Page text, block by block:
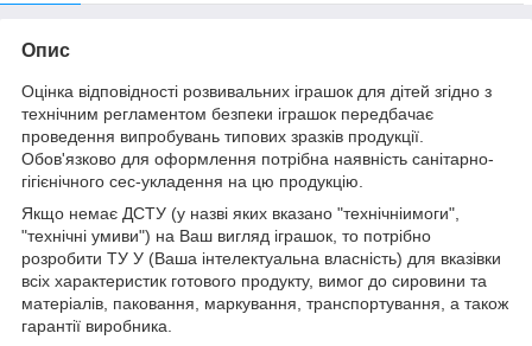
Опис
Оцінка відповідності розвивальних іграшок для дітей згідно з
технічним регламентом безпеки іграшок передбачає
проведення випробувань типових зразків продукції.
Обов'язково для оформлення потрібна наявність санітарно-
гігієнічного сес-укладення на цю продукцію.
Якщо немає ДСТУ (у назві яких вказано "технічніимоги",
"технічні умиви") на Ваш вигляд іграшок, то потрібно
розробити ТУ У (Ваша інтелектуальна власність) для вказівки
всіх характеристик готового продукту, вимог до сировини та
матеріалів, паковання, маркування, транспортування, а також
гарантії виробника.